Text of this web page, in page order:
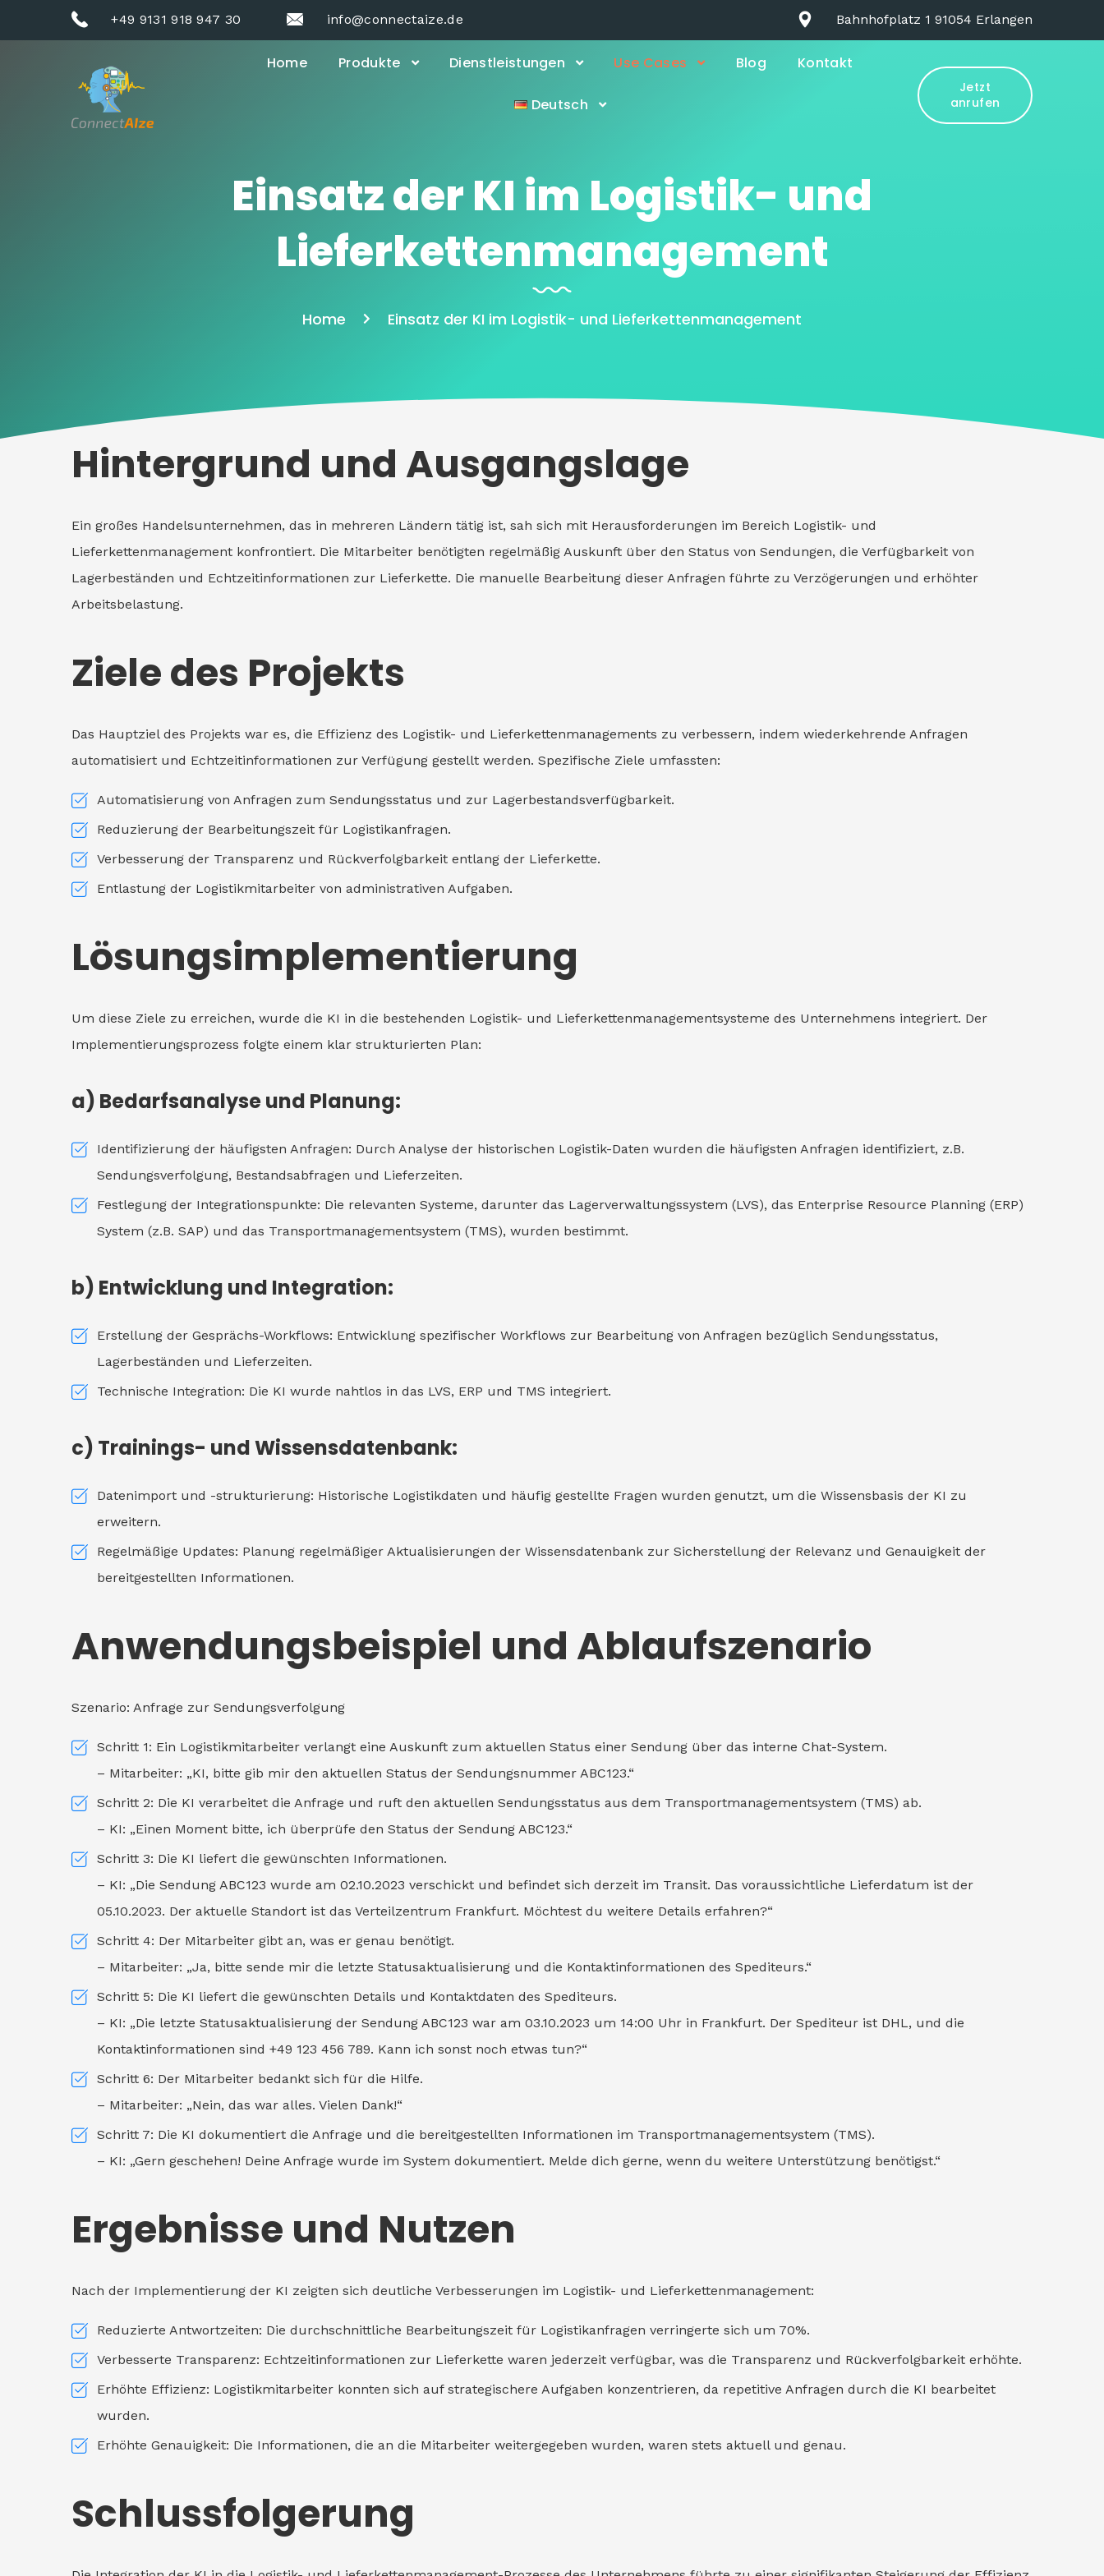
+49 9131 918 947 30 info@connectaize.de Bahnhofplatz 1 91054 Erlangen
Home Produkte Dienstleistungen Use Cases Blog Kontakt
Deutsch
Jetzt
anrufen
Einsatz der KI im Logistik- und
Lieferkettenmanagement
Home Einsatz der KI im Logistik- und Lieferkettenmanagement
Hintergrund und Ausgangslage
Ein großes Handelsunternehmen, das in mehreren Ländern tätig ist, sah sich mit Herausforderungen im Bereich Logistik- und
Lieferkettenmanagement konfrontiert. Die Mitarbeiter benötigten regelmäßig Auskunft über den Status von Sendungen, die Verfügbarkeit von
Lagerbeständen und Echtzeitinformationen zur Lieferkette. Die manuelle Bearbeitung dieser Anfragen führte zu Verzögerungen und erhöhter
Arbeitsbelastung.
Ziele des Projekts
Das Hauptziel des Projekts war es, die Effizienz des Logistik- und Lieferkettenmanagements zu verbessern, indem wiederkehrende Anfragen
automatisiert und Echtzeitinformationen zur Verfügung gestellt werden. Spezifische Ziele umfassten:
Automatisierung von Anfragen zum Sendungsstatus und zur Lagerbestandsverfügbarkeit.
Reduzierung der Bearbeitungszeit für Logistikanfragen.
Verbesserung der Transparenz und Rückverfolgbarkeit entlang der Lieferkette.
Entlastung der Logistikmitarbeiter von administrativen Aufgaben.
Lösungsimplementierung
Um diese Ziele zu erreichen, wurde die KI in die bestehenden Logistik- und Lieferkettenmanagementsysteme des Unternehmens integriert. Der
Implementierungsprozess folgte einem klar strukturierten Plan:
a) Bedarfsanalyse und Planung:
Identifizierung der häufigsten Anfragen: Durch Analyse der historischen Logistik-Daten wurden die häufigsten Anfragen identifiziert, z.B.
Sendungsverfolgung, Bestandsabfragen und Lieferzeiten.
Festlegung der Integrationspunkte: Die relevanten Systeme, darunter das Lagerverwaltungssystem (LVS), das Enterprise Resource Planning (ERP)
System (z.B. SAP) und das Transportmanagementsystem (TMS), wurden bestimmt.
b) Entwicklung und Integration:
Erstellung der Gesprächs-Workflows: Entwicklung spezifischer Workflows zur Bearbeitung von Anfragen bezüglich Sendungsstatus,
Lagerbeständen und Lieferzeiten.
Technische Integration: Die KI wurde nahtlos in das LVS, ERP und TMS integriert.
c) Trainings- und Wissensdatenbank:
Datenimport und -strukturierung: Historische Logistikdaten und häufig gestellte Fragen wurden genutzt, um die Wissensbasis der KI zu
erweitern.
Regelmäßige Updates: Planung regelmäßiger Aktualisierungen der Wissensdatenbank zur Sicherstellung der Relevanz und Genauigkeit der
bereitgestellten Informationen.
Anwendungsbeispiel und Ablaufszenario
Szenario: Anfrage zur Sendungsverfolgung
Schritt 1: Ein Logistikmitarbeiter verlangt eine Auskunft zum aktuellen Status einer Sendung über das interne Chat-System.
– Mitarbeiter: „KI, bitte gib mir den aktuellen Status der Sendungsnummer ABC123.“
Schritt 2: Die KI verarbeitet die Anfrage und ruft den aktuellen Sendungsstatus aus dem Transportmanagementsystem (TMS) ab.
– KI: „Einen Moment bitte, ich überprüfe den Status der Sendung ABC123.“
Schritt 3: Die KI liefert die gewünschten Informationen.
– KI: „Die Sendung ABC123 wurde am 02.10.2023 verschickt und befindet sich derzeit im Transit. Das voraussichtliche Lieferdatum ist der
05.10.2023. Der aktuelle Standort ist das Verteilzentrum Frankfurt. Möchtest du weitere Details erfahren?“
Schritt 4: Der Mitarbeiter gibt an, was er genau benötigt.
– Mitarbeiter: „Ja, bitte sende mir die letzte Statusaktualisierung und die Kontaktinformationen des Spediteurs.“
Schritt 5: Die KI liefert die gewünschten Details und Kontaktdaten des Spediteurs.
– KI: „Die letzte Statusaktualisierung der Sendung ABC123 war am 03.10.2023 um 14:00 Uhr in Frankfurt. Der Spediteur ist DHL, und die
Kontaktinformationen sind +49 123 456 789. Kann ich sonst noch etwas tun?“
Schritt 6: Der Mitarbeiter bedankt sich für die Hilfe.
– Mitarbeiter: „Nein, das war alles. Vielen Dank!“
Schritt 7: Die KI dokumentiert die Anfrage und die bereitgestellten Informationen im Transportmanagementsystem (TMS).
– KI: „Gern geschehen! Deine Anfrage wurde im System dokumentiert. Melde dich gerne, wenn du weitere Unterstützung benötigst.“
Ergebnisse und Nutzen
Nach der Implementierung der KI zeigten sich deutliche Verbesserungen im Logistik- und Lieferkettenmanagement:
Reduzierte Antwortzeiten: Die durchschnittliche Bearbeitungszeit für Logistikanfragen verringerte sich um 70%.
Verbesserte Transparenz: Echtzeitinformationen zur Lieferkette waren jederzeit verfügbar, was die Transparenz und Rückverfolgbarkeit erhöhte.
Erhöhte Effizienz: Logistikmitarbeiter konnten sich auf strategischere Aufgaben konzentrieren, da repetitive Anfragen durch die KI bearbeitet
wurden.
Erhöhte Genauigkeit: Die Informationen, die an die Mitarbeiter weitergegeben wurden, waren stets aktuell und genau.
Schlussfolgerung